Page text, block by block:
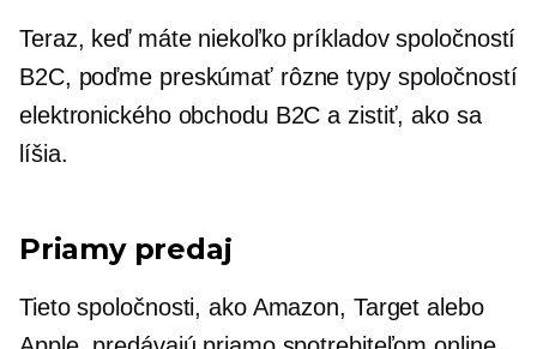
Teraz, keď máte niekoľko príkladov spoločností
B2C, poďme preskúmať rôzne typy spoločností
elektronického obchodu B2C a zistiť, ako sa
líšia.
Priamy predaj
Tieto spoločnosti, ako Amazon, Target alebo